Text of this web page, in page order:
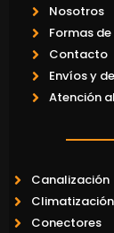
Nosotros
Formas
Contacto
Envíos y
Atención
Canalización
Climatización
Conectores